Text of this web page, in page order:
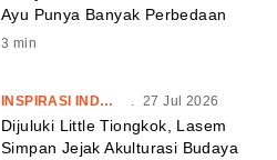
Ayu Punya Banyak Perbedaan
3 min
INSPIRASI INDONESIA . 27 Jul 2026
Dijuluki Little Tiongkok, Lasem
Simpan Jejak Akulturasi Budaya